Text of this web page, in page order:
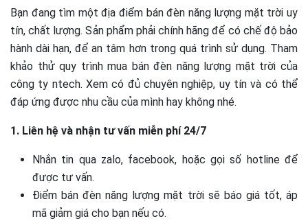
Bạn đang tìm một địa điểm bán đèn năng lượng mặt trời uy
tín, chất lượng. Sản phẩm phải chính hãng để có chế độ bảo
hành dài hạn, để an tâm hơn trong quá trình sử dụng. Tham
khảo thử quy trình mua bán đèn năng lượng mặt trời của
công ty ntech. Xem có đủ chuyên nghiệp, uy tín và có thể
đáp ứng được nhu cầu của mình hay không nhé.
1. Liên hệ và nhận tư vấn miễn phí 24/7
Nhắn tin qua zalo, facebook, hoặc gọi số hotline để
được tư vấn.
Điểm bán đèn năng lượng mặt trời sẽ báo giá tốt, áp
mã giảm giá cho bạn nếu có.